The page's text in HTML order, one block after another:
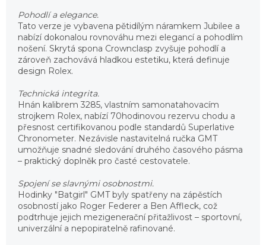
Pohodlí a elegance.
Tato verze je vybavena pětidílým náramkem Jubilee a
nabízí dokonalou rovnováhu mezi elegancí a pohodlím
nošení. Skrytá spona Crownclasp zvyšuje pohodlí a
zároveň zachovává hladkou estetiku, která definuje
design Rolex.
Technická integrita.
Hnán kalibrem 3285, vlastním samonatahovacím
strojkem Rolex, nabízí 70hodinovou rezervu chodu a
přesnost certifikovanou podle standardů Superlative
Chronometer. Nezávisle nastavitelná ručka GMT
umožňuje snadné sledování druhého časového pásma
– praktický doplněk pro časté cestovatele.
Spojení se slavnými osobnostmi.
Hodinky "Batgirl" GMT byly spatřeny na zápěstích
osobností jako Roger Federer a Ben Affleck, což
podtrhuje jejich mezigenerační přitažlivost – sportovní,
univerzální a nepopiratelně rafinované.